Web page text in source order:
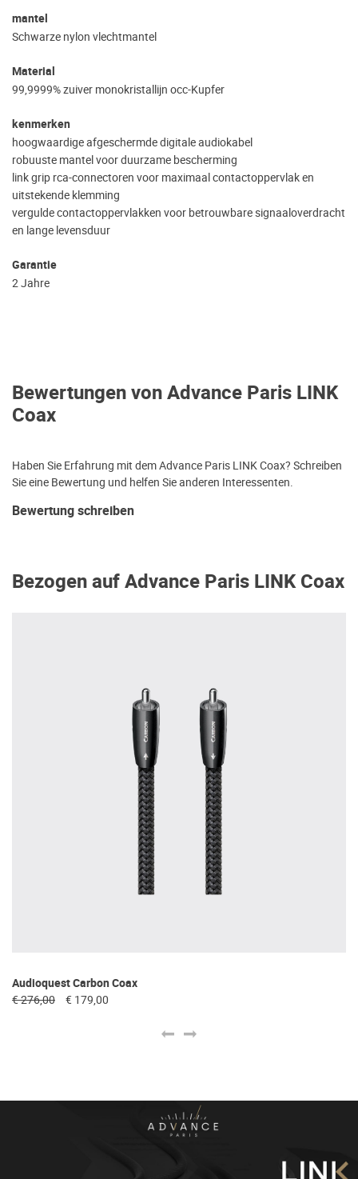
mantel
Schwarze nylon vlechtmantel
Material
99,9999% zuiver monokristallijn occ-Kupfer
kenmerken
hoogwaardige afgeschermde digitale audiokabel
robuuste mantel voor duurzame bescherming
link grip rca-connectoren voor maximaal contactoppervlak en
uitstekende klemming
vergulde contactoppervlakken voor betrouwbare signaaloverdracht
en lange levensduur
Garantie
2 Jahre
Bewertungen von Advance Paris LINK
Coax
Haben Sie Erfahrung mit dem Advance Paris LINK Coax? Schreiben
Sie eine Bewertung und helfen Sie anderen Interessenten.
Bewertung schreiben
Bezogen auf Advance Paris LINK Coax
Audioquest Carbon Coax
€ 276,00 € 179,00